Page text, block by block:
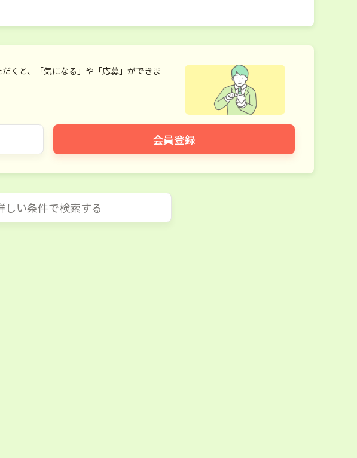
くと、「気になる」や「応募」ができま
会員登録
しい条件で検索する